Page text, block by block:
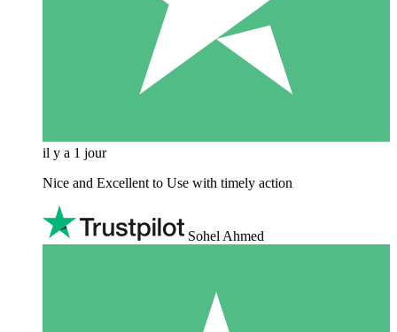
il y a 1 jour
Nice and Excellent to Use with timely action
Sohel Ahmed